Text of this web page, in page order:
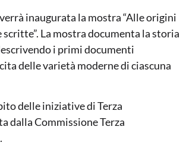
inaugurata la mostra “Alle origini
La mostra documenta la storia
i primi documenti
delle varietà moderne di ciascuna
delle iniziative di Terza
dalla Commissione Terza